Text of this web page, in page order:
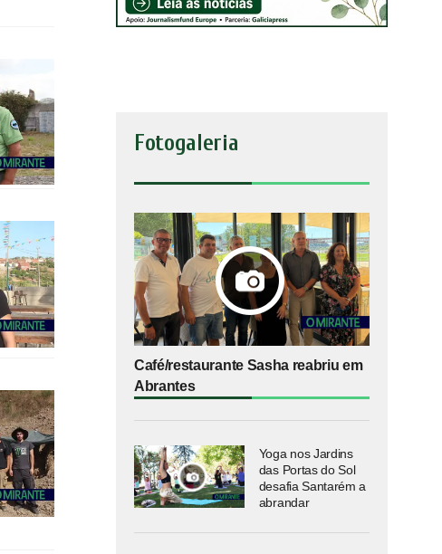
Fotogaleria
Café/restaurante Sasha reabriu em
Abrantes
Yoga nos Jardins
das Portas do Sol
desafia Santarém a
abrandar